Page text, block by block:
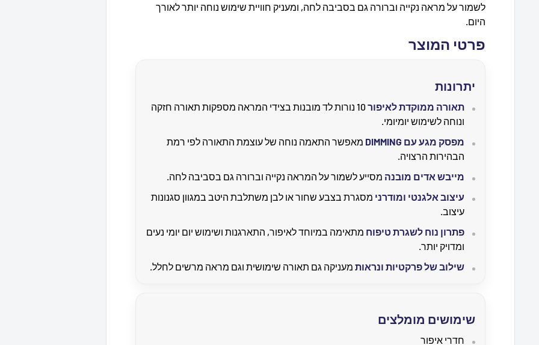
לשמור על מראה נקייה וברורה גם בסביבה לחה, ומעניק חוויית שימוש נוחה יותר לאורך
היום.
פרטי המוצר
יתרונות
תאורה ממוקדת לאיפור
10 נורות לד מובנות בצידי המראה מספקות תאורה חזקה
ונוחה לשימוש יומיומי.
מפסק מגע עם DIMMING
מאפשר התאמה נוחה של עוצמת התאורה לפי רמת
הבהירות הרצויה.
מייבש אדים מובנה מסייע לשמור על המראה נקייה וברורה גם בסביבה לחה.
עיצוב אלגנטי ומודרני מסגרת בצבע שחור או לבן משתלבת היטב במגוון סגנונות
עיצוב.
פתרון נוח לשגרת טיפוח מתאימה במיוחד לאיפור, התארגנות ושימוש יום יומי נעים
ומדויק יותר.
שילוב של פרקטיות ונראות מעניקה גם תאורה שימושית וגם מראה מרשים לחלל.
שימושים מומלצים
חדרי איפור